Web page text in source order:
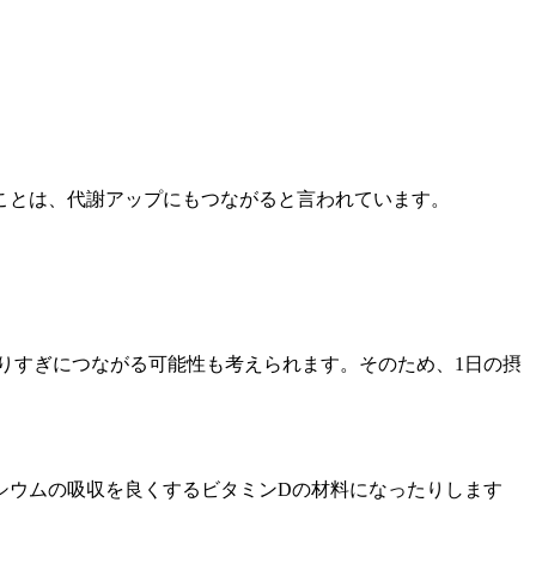
は、代謝アップにもつながると言われています。
すぎにつながる可能性も考えられます。そのため、1日の摂
ムの吸収を良くするビタミンDの材料になったりします